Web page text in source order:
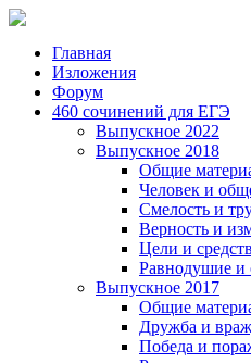
Главная
Изложения
Форум
460 сочинений для ЕГЭ
Выпускное 2022
Выпускное 2018
Общие
Человек и
Смелость и
Верность и
Цели и
Равнодушие и
Выпускное 2017
Общие
Дружба и
Победа и